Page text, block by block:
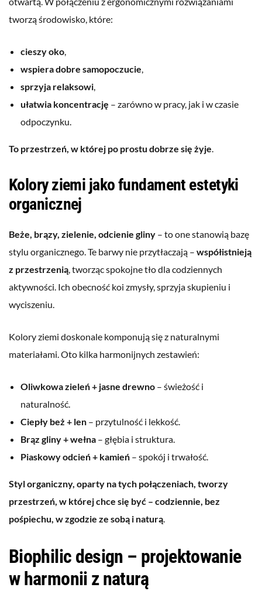
tworzą środowisko, które:
cieszy oko,
wspiera dobre samopoczucie,
sprzyja relaksowi,
ułatwia koncentrację – zarówno w pracy, jak i w czasie
odpoczynku.
To przestrzeń, w której po prostu dobrze się żyje.
Kolory ziemi jako fundament estetyki
organicznej
Beże, brązy, zielenie, odcienie gliny – to one stanowią bazę
stylu organicznego. Te barwy nie przytłaczają – współistnieją
z przestrzenią, tworząc spokojne tło dla codziennych
aktywności. Ich obecność koi zmysły, sprzyja skupieniu i
wyciszeniu.
Kolory ziemi doskonale komponują się z naturalnymi
materiałami. Oto kilka harmonijnych zestawień:
Oliwkowa zieleń + jasne drewno – świeżość i
naturalność.
Ciepły beż + len – przytulność i lekkość.
Brąz gliny + wełna – głębia i struktura.
Piaskowy odcień + kamień – spokój i trwałość.
Styl organiczny, oparty na tych połączeniach, tworzy
przestrzeń, w której chce się być – codziennie, bez
pośpiechu, w zgodzie ze sobą i naturą.
Biophilic design – projektowanie
w harmonii z naturą